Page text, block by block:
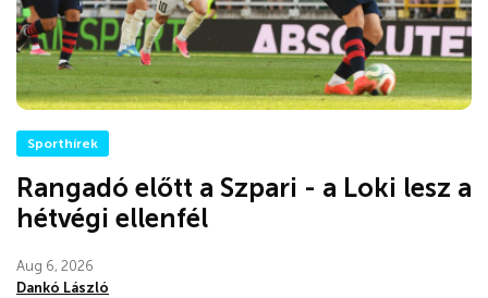
Sporthírek
Rangadó előtt a Szpari - a Loki lesz a
hétvégi ellenfél
Aug 6, 2026
Dankó László